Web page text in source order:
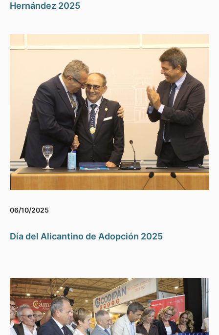
Hernández 2025
06/10/2025
Día del Alicantino de Adopción 2025